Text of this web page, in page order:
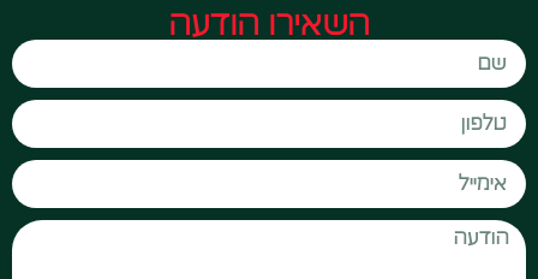
השאירו הודעה